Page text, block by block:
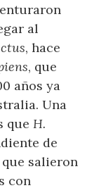
al
, hace
, que
años ya
Una
queH.
de
que salieron
con